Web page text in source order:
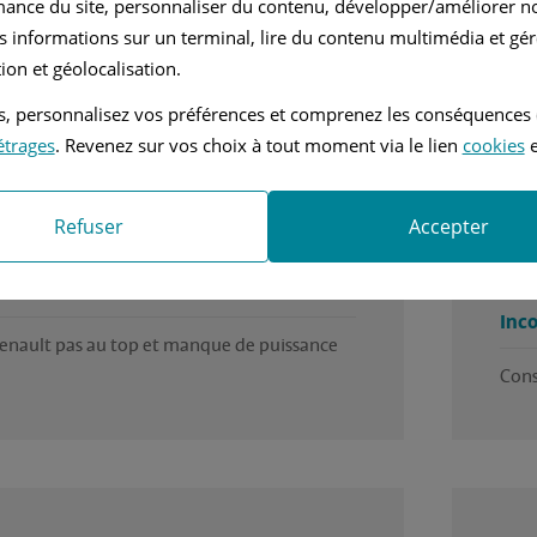
1.4L - 75 ch
et pratique
pas au top et manque de puissance
du site, personnaliser du contenu, développer/améliorer
informations sur un terminal, lire du contenu multimédia et
et géolocalisation.
personnalisez vos préférences et comprenez les
. Revenez sur vos choix à tout moment via le lien cookies
Refuser Accepter